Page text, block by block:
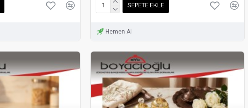
SEPETE EKLE
Hemen Al